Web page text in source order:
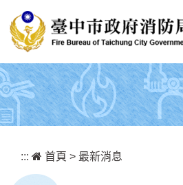
::: 首頁 > 最新消息